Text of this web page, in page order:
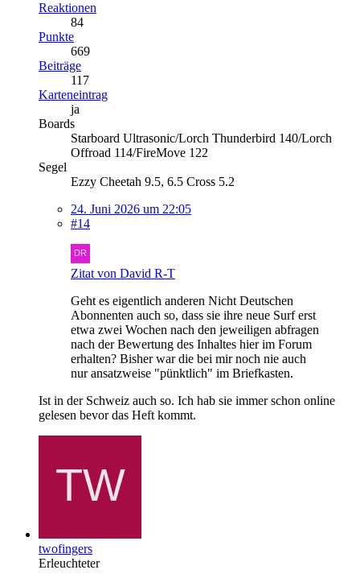
Reaktionen
84
Punkte
669
Beiträge
117
Karteneintrag
ja
Boards
Starboard Ultrasonic/Lorch Thunderbird 140/Lorch
Offroad 114/FireMove 122
Segel
Ezzy Cheetah 9.5, 6.5 Cross 5.2
24. Juni 2026 um 22:05
#14
Zitat von David R-T
Geht es eigentlich anderen Nicht Deutschen
Abonnenten auch so, dass sie ihre neue Surf erst
etwa zwei Wochen nach den jeweiligen abfragen
nach der Bewertung des Inhaltes hier im Forum
erhalten? Bisher war die bei mir noch nie auch
nur ansatzweise "pünktlich" im Briefkasten.
Ist in der Schweiz auch so. Ich hab sie immer schon online
gelesen bevor das Heft kommt.
twofingers
Erleuchteter